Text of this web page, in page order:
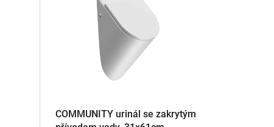
COMMUNITY urinál se zakrytým